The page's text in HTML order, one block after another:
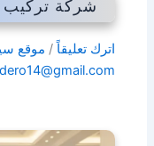
شركة تركيب
اترك تعليقاً / موقع